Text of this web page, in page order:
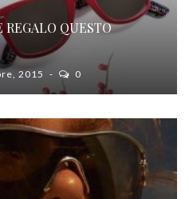
QUESTO
2015 0